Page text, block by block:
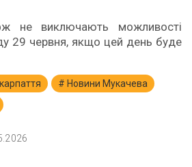
не виключають можливості
29 червня, якщо цей день буде
Новини Мукачева